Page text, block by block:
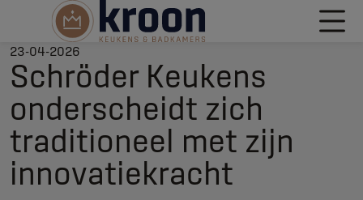
23-04-2026
Schröder Keukens
onderscheidt zich
traditioneel met zijn
innovatiekracht